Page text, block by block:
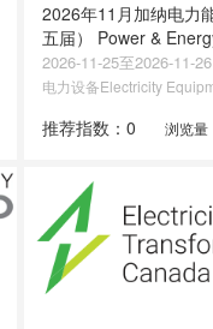
2026年11月加纳电力
五届） Power &
Expo
2026-11-25至2026-11-26
电力设备Electricity
推荐指数：0 浏览量